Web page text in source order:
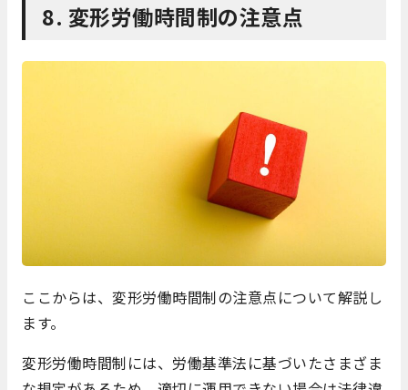
8. 変形労働時間制の注意点
ここからは、変形労働時間制の注意点について解説し
ます。
変形労働時間制には、労働基準法に基づいたさまざま